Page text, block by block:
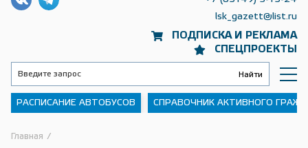
ПОДПИСКА И РЕКЛАМА
СПЕЦПРОЕКТЫ
lsk_gazett@list.ru
РАСПИСАНИЕ АВТОБУСОВ СПРАВОЧНИК АКТИВНОГО
Главная /